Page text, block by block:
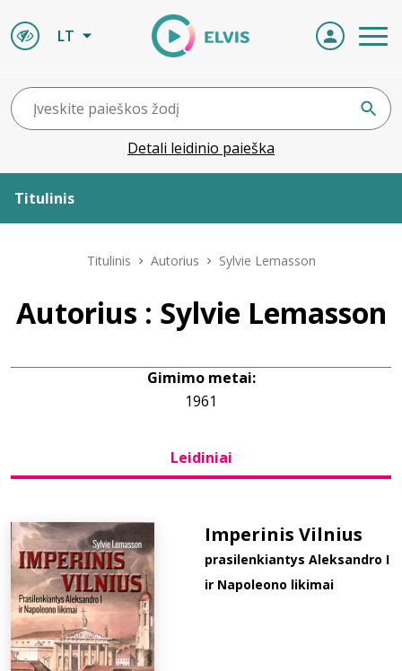
LT
Detali leidinio paieška
Titulinis
Leidiniai
+370 667 80 541
Titulinis Autorius Sylvie Lemasson
Autorius : Sylvie Lemasson
Gimimo metai:
1961
Leidiniai
Imperinis Vilnius
prasilenkiantys Aleksandro I
ir Napoleono likimai